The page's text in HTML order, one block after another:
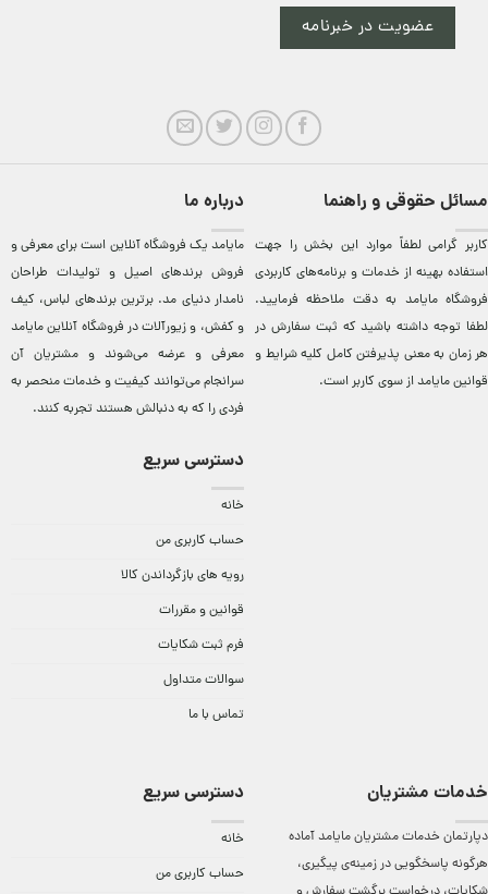
عضویت در خبرنامه
مسائل حقوقی و راهنما
کاربر گرامی لطفاً موارد این بخش را جهت
استفاده بهینه از خدمات و برنامه‌‏های کاربردی
فروشگاه مایامد به دقت ملاحظه فرمایید.
لطفا توجه داشته باشید که ثبت سفارش در
هر زمان به معنی پذیرفتن کامل کلیهشرایط و
قوانین مایامداز سوی کاربر است.
درباره ما
مایامد يک فروشگاه آنلاين است برای معرفی و
فروش برندهای اصيل و توليدات طراحان
نامدار دنيای مد. برترين‌ برندهای لباس، کيف
و کفش، و زيورآلات در فروشگاه آنلاين مایامد
معرفی و عرضه می‌شوند و مشتريان آن
سرانجام می‌توانند کيفيت و خدمات منحصر به
فردی را که به دنبالش هستند تجربه کنند.
دسترسی سریع
خانه
حساب کاربری من
رویه های بازگرداندن کالا
قوانین و مقررات
فرم ثبت شکایات
سوالات متداول
تماس با ما
خدمات مشتریان
دپارتمان خدمات مشتریان مایامد آماده
هرگونه پاسخگویی در زمینه‌ی پیگیری،
دسترسی سریع
خانه
حساب کاربری من